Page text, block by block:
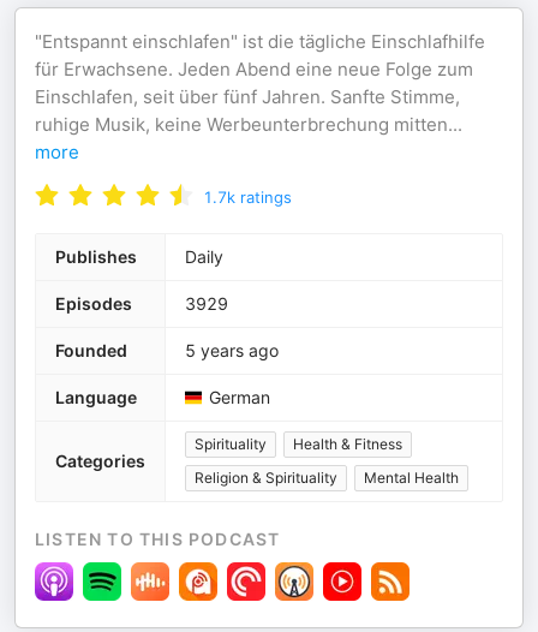
"Entspannt einschlafen" ist die tägliche Einschlafhilfe
für Erwachsene. Jeden Abend eine neue Folge zum
Einschlafen, seit über fünf Jahren. Sanfte Stimme,
ruhige Musik, keine Werbeunterbrechung mitten...
more
1.7k ratings
Publishes Daily
Episodes 3929
Founded 5 years ago
Language German
Categories
Spirituality
Health & Fitness
Religion & Spirituality
Mental Health
LISTEN TO THIS PODCAST